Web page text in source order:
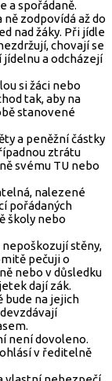
a spořádaně.
zodpovídá až do
nad žáky. Při jídle
chovají se
a odcházejí
si žáci nebo
tak, aby na
stanovené
a peněžní částky
ztrátu
svému TU nebo
nalezené
pořádaných
školy nebo
nepoškozují stěny,
pečuji o
nebo v důsledku
dají zák.
bude na jejich
není dovoleno.
v ředitelně